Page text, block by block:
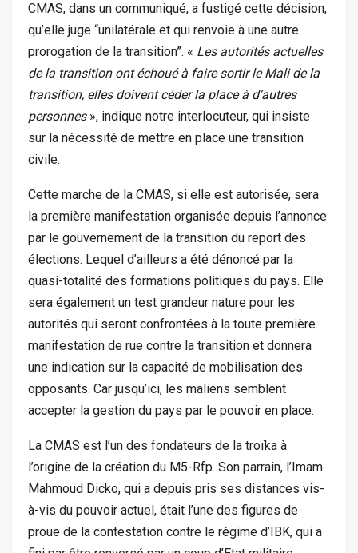
CMAS, dans un communiqué, a fustigé cette décision,
qu’elle juge “unilatérale et qui renvoie à une autre
prorogation de la transition”. « Les autorités actuelles
de la transition ont échoué à faire sortir le Mali de la
transition, elles doivent céder la place à d’autres
personnes », indique notre interlocuteur, qui insiste
sur la nécessité de mettre en place une transition
civile.
Cette marche de la CMAS, si elle est autorisée, sera
la première manifestation organisée depuis l’annonce
par le gouvernement de la transition du report des
élections. Lequel d’ailleurs a été dénoncé par la
quasi-totalité des formations politiques du pays. Elle
sera également un test grandeur nature pour les
autorités qui seront confrontées à la toute première
manifestation de rue contre la transition et donnera
une indication sur la capacité de mobilisation des
opposants. Car jusqu’ici, les maliens semblent
accepter la gestion du pays par le pouvoir en place.
La CMAS est l’un des fondateurs de la troïka à
l’origine de la création du M5-Rfp. Son parrain, l’Imam
Mahmoud Dicko, qui a depuis pris ses distances vis-
à-vis du pouvoir actuel, était l’une des figures de
proue de la contestation contre le régime d’IBK, qui a